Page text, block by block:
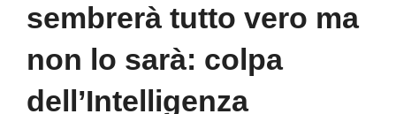
sembrerà tutto vero ma
non lo sarà: colpa
dell’Intelligenza